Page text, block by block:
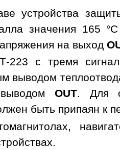
устройства
значения 165
на выход
223 с тремя
выводом
выводомOUT. Для
быть припаян к